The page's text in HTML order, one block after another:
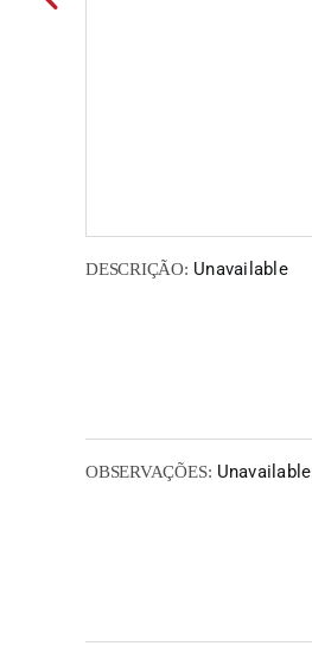
DESCRIÇÃO: Unavailable
OBSERVAÇÕES: Unavailable